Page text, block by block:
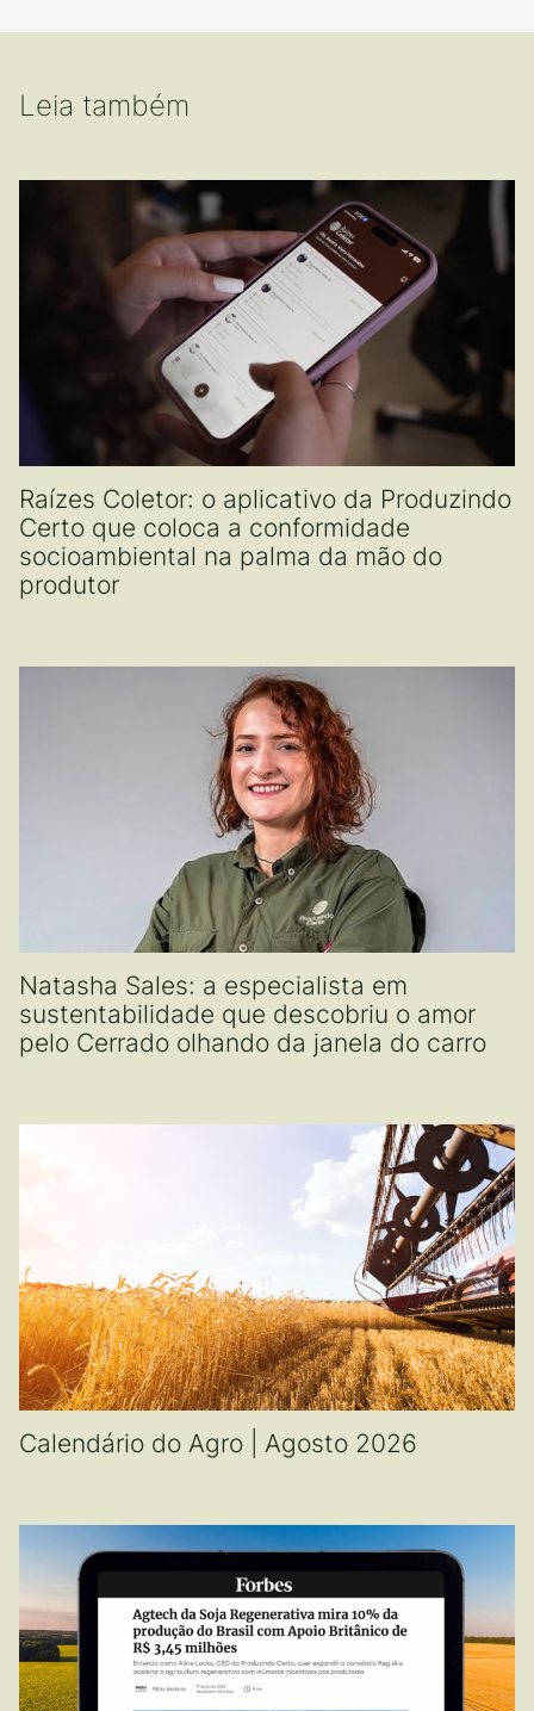
Leia também
Raízes Coletor: o aplicativo da Produzindo
Certo que coloca a conformidade
socioambiental na palma da mão do
produtor
Natasha Sales: a especialista em
sustentabilidade que descobriu o amor
pelo Cerrado olhando da janela do carro
Calendário do Agro | Agosto 2026